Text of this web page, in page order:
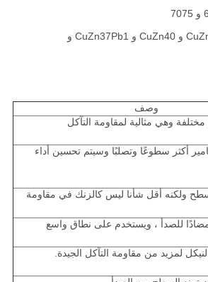
النحاس: CuZn35 و CuZn37 و CuZn40 و CuZn37Pb1 و
وصف
مختلفة وهي مثالية لمقاومة التآكل
أكثر سطوعًا وتصلبًا وسيتم تحسين أداء
ولكنه أقل شأنا ليس كالزنك في مقاومة
للصدأ ، ويستخدم على نطاق واسع
لمزيد من مقاومة التآكل الجيدة.